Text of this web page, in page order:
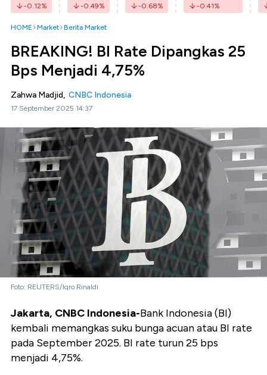
-0.12% -0.49% -0.68% -0.41%
HOME Market Berita Market
BREAKING! BI Rate Dipangkas 25
Bps Menjadi 4,75%
Zahwa Madjid, CNBC Indonesia
17 September 2025 14:37
Foto: REUTERS/Iqro Rinaldi
Jakarta, CNBC Indonesia-Bank Indonesia (BI)
kembali memangkas suku bunga acuan atau BI rate
pada September 2025. BI rate turun 25 bps
menjadi 4,75%.